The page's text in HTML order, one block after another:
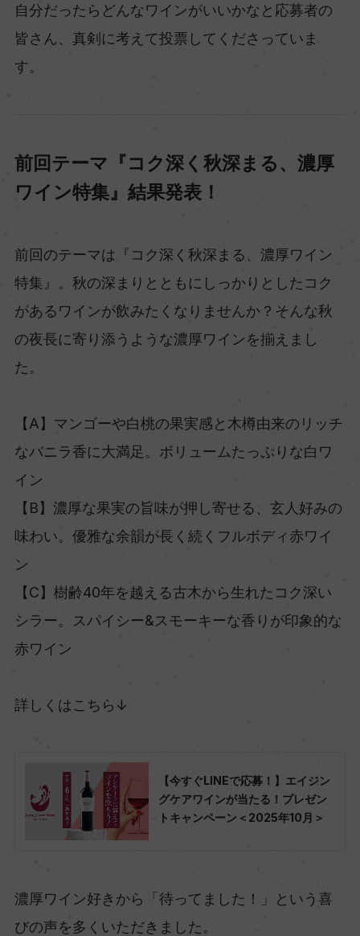
自分だったらどんなワインがいいかなと応募者の
皆さん、真剣に考えて投票してくださっていま
す。
前回テーマ『コク深く秋深まる、濃厚
ワイン特集』結果発表！
前回のテーマは『コク深く秋深まる、濃厚ワイン
特集』。秋の深まりとともにしっかりとしたコク
があるワインが飲みたくなりませんか？そんな秋
の夜長に寄り添うような濃厚ワインを揃えまし
た。
【A】マンゴーや白桃の果実感と木樽由来のリッチ
なバニラ香に大満足。ボリュームたっぷりな白ワ
イン
【B】濃厚な果実の旨味が押し寄せる、玄人好みの
味わい。優雅な余韻が長く続くフルボディ赤ワイ
ン
【C】樹齢40年を越える古木から生れたコク深い
シラー。スパイシー&スモーキーな香りが印象的な
赤ワイン
詳しくはこちら↓
【今すぐLINEで応募！】エイジン
グケアワインが当たる！プレゼン
トキャンペーン＜2025年10月＞
濃厚ワイン好きから「待ってました！」という喜
びの声を多くいただきました。